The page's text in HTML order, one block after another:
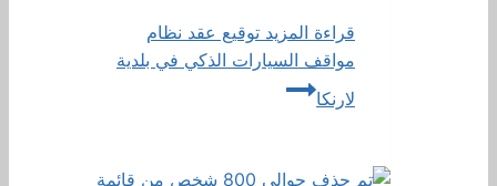
قراءة المزيد توقيع عقد نظام
مواقف السيارات الذكي في بلدية
لارنكا